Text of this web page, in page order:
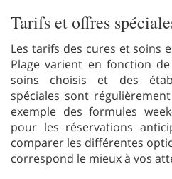
Tarifs et offres
Les tarifs des cures et soins
Plage varient en fonction
soins choisis et des
spéciales sont
exemple des formules
pour les réservations
comparer les différentes
correspond le mieux à vos